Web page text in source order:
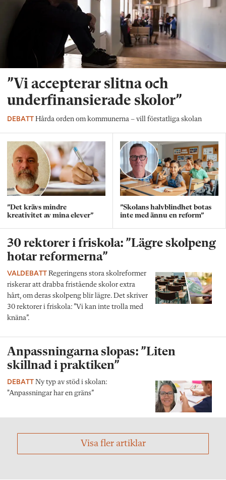
”Vi accepterar slitna och
underfinansierade skolor”
DEBATT Hårda orden om kommunerna – vill förstatliga skolan
”Det krävs mindre
kreativitet av mina elever”
”Skolans halvblindhet botas
inte med ännu en reform”
30 rektorer i friskola: ”Lägre skolpeng
hotar reformerna”
VALDEBATT Regeringens stora skolreformer
riskerar att drabba fristående skolor extra
hårt, om deras skolpeng blir lägre. Det skriver
30 rektorer i friskola: ”Vi kan inte trolla med
knäna”.
Anpassningarna slopas: ”Liten
skillnad i praktiken”
DEBATT Ny typ av stöd i skolan:
"Anpassningar har en gräns”
Visa fler artiklar